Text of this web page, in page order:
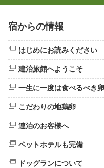
宿からの情報
はじめにお読みください
建治旅館へようこそ
一生に一度は食べるべき
こだわりの地鶏卵
連泊のお客様へ
ペットホテルも完備
ドッグランについて